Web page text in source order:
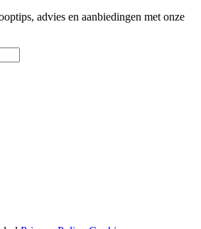
advies en aanbiedingen met onze